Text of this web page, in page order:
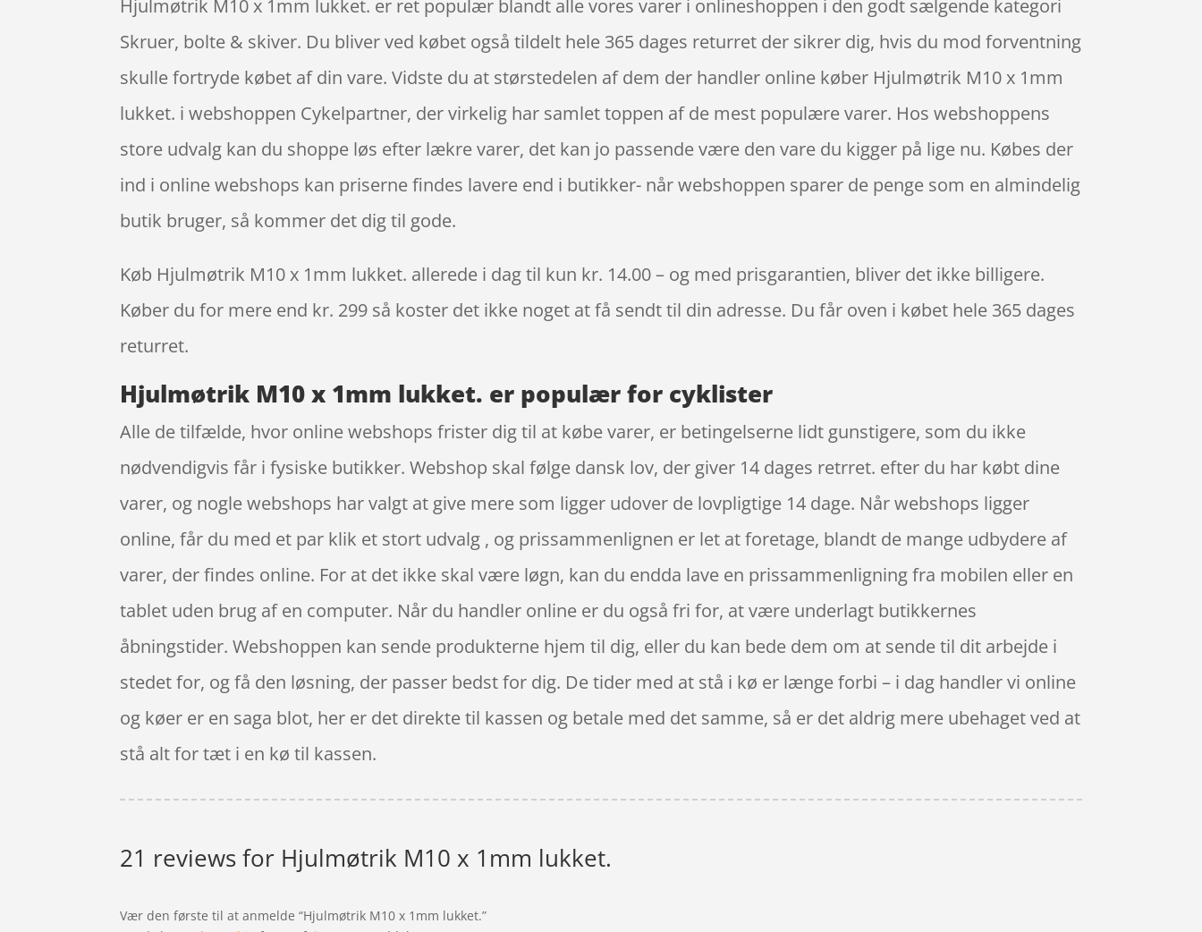
Hjulmøtrik M10 x 1mm lukket. er ret populær blandt alle vores varer i onlineshoppen i den godt sælgende kategori
Skruer, bolte & skiver. Du bliver ved købet også tildelt hele 365 dages returret der sikrer dig, hvis du mod forventning
skulle fortryde købet af din vare. Vidste du at størstedelen af dem der handler online køber Hjulmøtrik M10 x 1mm
lukket. i webshoppen Cykelpartner, der virkelig har samlet toppen af de mest populære varer. Hos webshoppens
store udvalg kan du shoppe løs efter lækre varer, det kan jo passende være den vare du kigger på lige nu. Købes der
ind i online webshops kan priserne findes lavere end i butikker- når webshoppen sparer de penge som en almindelig
butik bruger, så kommer det dig til gode.
Køb Hjulmøtrik M10 x 1mm lukket. allerede i dag til kun kr. 14.00 – og med prisgarantien, bliver det ikke billigere.
Køber du for mere end kr. 299 så koster det ikke noget at få sendt til din adresse. Du får oven i købet hele 365 dages
returret.
Hjulmøtrik M10 x 1mm lukket. er populær for cyklister
Alle de tilfælde, hvor online webshops frister dig til at købe varer, er betingelserne lidt gunstigere, som du ikke
nødvendigvis får i fysiske butikker. Webshop skal følge dansk lov, der giver 14 dages retrret. efter du har købt dine
varer, og nogle webshops har valgt at give mere som ligger udover de lovpligtige 14 dage. Når webshops ligger
online, får du med et par klik et stort udvalg , og prissammenlignen er let at foretage, blandt de mange udbydere af
varer, der findes online. For at det ikke skal være løgn, kan du endda lave en prissammenligning fra mobilen eller en
tablet uden brug af en computer. Når du handler online er du også fri for, at være underlagt butikkernes
åbningstider. Webshoppen kan sende produkterne hjem til dig, eller du kan bede dem om at sende til dit arbejde i
stedet for, og få den løsning, der passer bedst for dig. De tider med at stå i kø er længe forbi – i dag handler vi online
og køer er en saga blot, her er det direkte til kassen og betale med det samme, så er det aldrig mere ubehaget ved at
stå alt for tæt i en kø til kassen.
21 reviews for Hjulmøtrik M10 x 1mm lukket.
Vær den første til at anmelde “Hjulmøtrik M10 x 1mm lukket.”